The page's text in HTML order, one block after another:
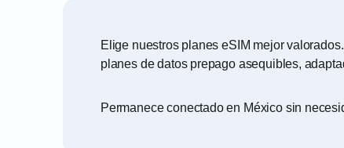
Elige nuestros planes eSIM mejor
planes de datos prepago asequibles,
Permanece conectado en México sin